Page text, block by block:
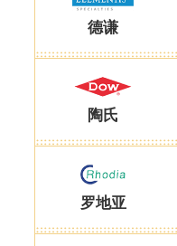
德谦
陶氏
罗地亚